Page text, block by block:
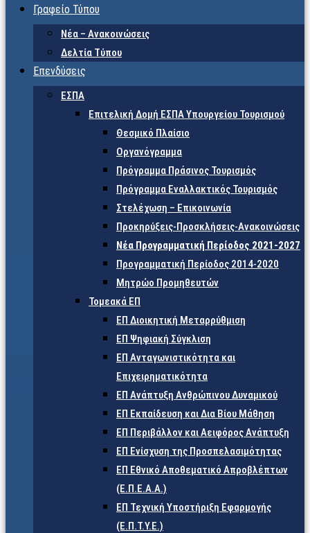
Γραφείο Τύπου
Νέα – Ανακοινώσεις
Δελτία Τύπου
Επενδύσεις
ΕΣΠΑ
Επιτελική Δομή ΕΣΠΑ Υπουργείου Τουρισμού
Θεσμικό Πλαίσιο
Οργανόγραμμα
Πρόγραμμα Πράσινος Τουρισμός
Πρόγραμμα Εναλλακτικός Τουρισμός
Στελέχωση – Επικοινωνία
Προκηρύξεις-Προσκλήσεις-Ανακοινώσεις
Νέα Προγραμματική Περίοδος 2021-2027
Προγραμματική Περίοδος 2014-2020
Μητρώο Προμηθευτών
Τομεακά ΕΠ
ΕΠ Διοικητική Μεταρρύθμιση
ΕΠ Ψηφιακή Σύγκλιση
ΕΠ Ανταγωνιστικότητα και
Επιχειρηματικότητα
ΕΠ Ανάπτυξη Ανθρώπινου Δυναμικού
ΕΠ Εκπαίδευση και Δια Βίου Μάθηση
ΕΠ Περιβάλλον και Αειφόρος Ανάπτυξη
ΕΠ Ενίσχυση της Προσπελασιμότητας
ΕΠ Εθνικό Αποθεματικό Απροβλέπτων
(Ε.Π.Ε.Α.Α.)
ΕΠ Τεχνική Υποστήριξη Εφαρμογής
(Ε.Π.Τ.Υ.Ε.)